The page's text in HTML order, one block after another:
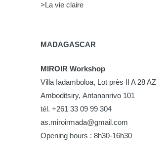
>La vie claire
MADAGASCAR
MIROIR Workshop
Villa Iadamboloa, Lot près II A 28 AZ
Amboditsiry, Antananrivo 101
tél. +261 33 09 99 304
as.miroirmada@gmail.com
Opening hours : 8h30-16h30